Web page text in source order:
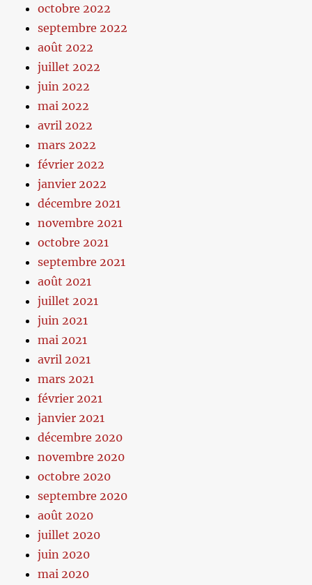
octobre 2022
septembre 2022
août 2022
juillet 2022
juin 2022
mai 2022
avril 2022
mars 2022
février 2022
janvier 2022
décembre 2021
novembre 2021
octobre 2021
septembre 2021
août 2021
juillet 2021
juin 2021
mai 2021
avril 2021
mars 2021
février 2021
janvier 2021
décembre 2020
novembre 2020
octobre 2020
septembre 2020
août 2020
juillet 2020
juin 2020
mai 2020